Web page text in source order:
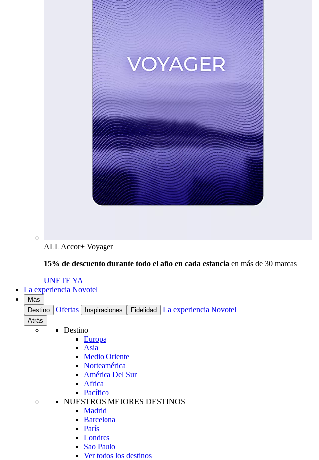
ALL Accor+ Voyager
15% de descuento durante todo el año en cada estancia en más de 30 marcas
UNETE YA
La experiencia Novotel
Más
Destino
Ofertas Inspiraciones Fidelidad La experiencia Novotel
Atrás
Destino
Europa
Asia
Medio Oriente
Norteamérica
América Del Sur
Africa
Pacífico
NUESTROS MEJORES DESTINOS
Madrid
Barcelona
París
Londres
Sao Paulo
Ver todos los destinos